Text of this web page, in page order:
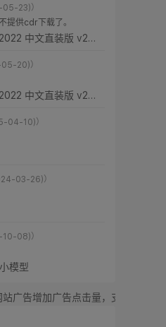
05-23)）
提供cdr下载了。
评：CorelDRAW 2022 中文直装版 v24.0.0.301
20)）
评：CorelDRAW 2022 中文直装版 v24.0.0.301
04-10)）
03-26)）
10-08)）
模型
点击量，支持廿八星空，感谢！